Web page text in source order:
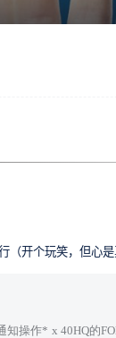
开个玩笑，但心是
操作* x 40HQ的